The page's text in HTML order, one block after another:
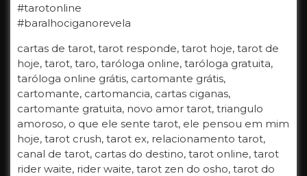
#tarotonline
#baralhociganorevela
cartas de tarot, tarot responde, tarot hoje, tarot de
hoje, tarot, taro, taróloga online, taróloga gratuita,
taróloga online grátis, cartomante grátis,
cartomante, cartomancia, cartas ciganas,
cartomante gratuita, novo amor tarot, triangulo
amoroso, o que ele sente tarot, ele pensou em mim
hoje, tarot crush, tarot ex, relacionamento tarot,
canal de tarot, cartas do destino, tarot online, tarot
rider waite, rider waite, tarot zen do osho, tarot do